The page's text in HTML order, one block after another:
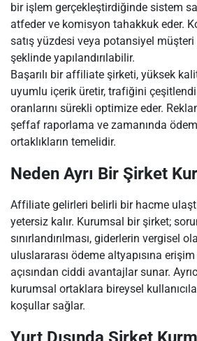
bir işlem gerçekleştirdiğinde sistem
atfeder ve komisyon tahakkuk eder.
satış yüzdesi veya potansiyel müşteri
şeklinde yapılandırılabilir.
Başarılı bir affiliate şirketi, yüksek
uyumlu içerik üretir, trafiğini
oranlarını sürekli optimize eder.
şeffaf raporlama ve zamanında
ortaklıkların temelidir.
Neden Ayrı Bir Şirket
Affiliate gelirleri belirli bir hacme
yetersiz kalır. Kurumsal bir şirket;
sınırlandırılması, giderlerin vergisel
uluslararası ödeme altyapısına
açısından ciddi avantajlar sunar.
kurumsal ortaklara bireysel
koşullar sağlar.